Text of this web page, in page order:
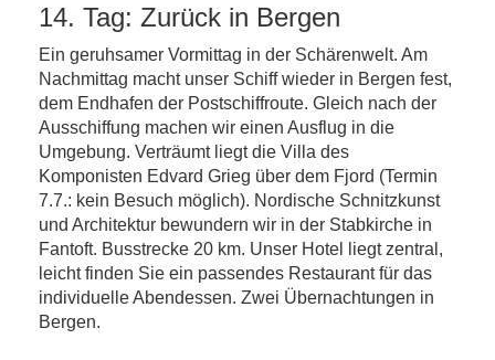
14. Tag: Zurück in Bergen
Ein geruhsamer Vormittag in der Schärenwelt. Am
Nachmittag macht unser Schiff wieder in Bergen fest,
dem Endhafen der Postschiffroute. Gleich nach der
Ausschiffung machen wir einen Ausflug in die
Umgebung. Verträumt liegt die Villa des
Komponisten Edvard Grieg über dem Fjord (Termin
7.7.: kein Besuch möglich). Nordische Schnitzkunst
und Architektur bewundern wir in der Stabkirche in
Fantoft. Busstrecke 20 km. Unser Hotel liegt zentral,
leicht finden Sie ein passendes Restaurant für das
individuelle Abendessen. Zwei Übernachtungen in
Bergen.